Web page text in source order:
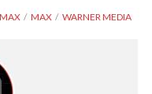
MAX WARNER MEDIA